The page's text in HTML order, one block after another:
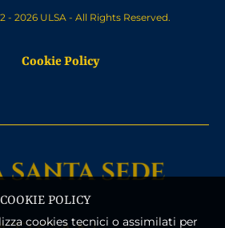
- 2026 ULSA - All Rights Reserved.
Cookie Policy
COOKIE POLICY
cookies tecnici o assimilati per